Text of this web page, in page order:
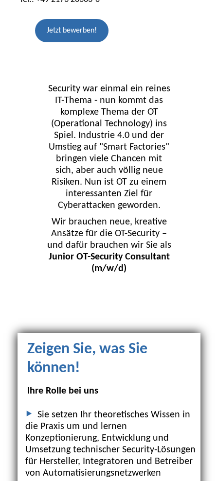
Jetzt bewerben!
Security war einmal ein reines
IT-Thema - nun kommt das
komplexe Thema der OT
(Operational Technology) ins
Spiel. Industrie 4.0 und der
Umstieg auf "Smart Factories"
bringen viele Chancen mit
sich, aber auch völlig neue
Risiken. Nun ist OT zu einem
interessanten Ziel für
Cyberattacken geworden.
Wir brauchen neue, kreative
Ansätze für die OT-Security –
und dafür brauchen wir Sie als
Junior OT-Security Consultant
(m/w/d)
Zeigen Sie, was Sie
können!
Ihre Rolle bei uns
Sie setzen Ihr theoretisches Wissen in
die Praxis um und lernen
Konzeptionierung, Entwicklung und
Umsetzung technischer Security-Lösungen
für Hersteller, Integratoren und Betreiber
von Automatisierungsnetzwerken